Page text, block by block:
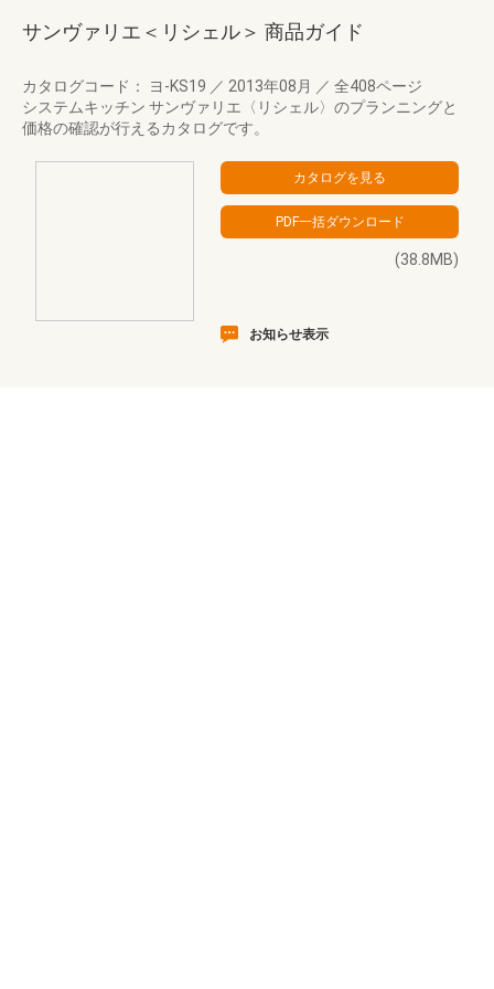
サンヴァリエ＜リシェル＞ 商品ガイド
カタログコード： ヨ-KS19 ／ 2013年08月 ／ 全408ページ
システムキッチン サンヴァリエ〈リシェル〉のプランニングと
価格の確認が行えるカタログです。
(38.8MB)
お知らせ表示